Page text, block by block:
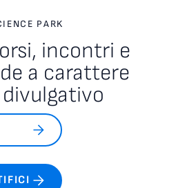
PARK
incontri e
a carattere